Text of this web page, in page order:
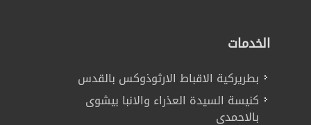
الخدمات
بطريركية الاقباط الارثوذوكس بالقدس
كنيسة السيدة العذراء والانبا بيشوى
بالاحمدى